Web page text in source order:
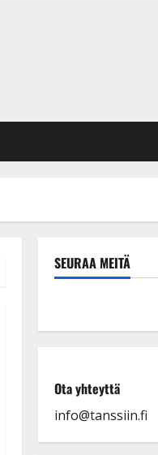
SEURAA MEITÄ
Ota yhteyttä
info@tanssiin.fi